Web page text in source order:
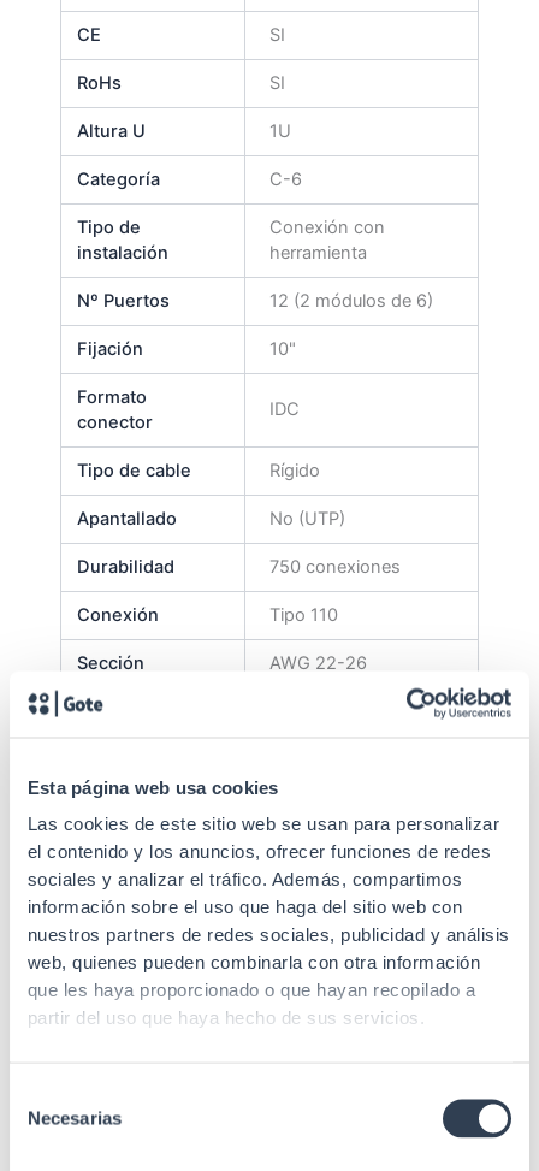
Esta página web usa cookies
Las cookies de este sitio web se usan para personalizar
el contenido y los anuncios, ofrecer funciones de redes
sociales y analizar el tráfico. Además, compartimos
información sobre el uso que haga del sitio web con
nuestros partners de redes sociales, publicidad y análisis
web, quienes pueden combinarla con otra información
que les haya proporcionado o que hayan recopilado a
partir del uso que haya hecho de sus servicios.
Necesarias
CE SI
RoHs SI
Altura U 1U
Categoría C-6
Tipo de
instalación
Conexión con
herramienta
Nº Puertos 12 (2 módulos de 6)
Fijación 10"
Formato
conector
IDC
Tipo de cable Rígido
Apantallado No (UTP)
Durabilidad 750 conexiones
Conexión Tipo 110
Sección AWG 22-26
Contactos Baños de 50 µ de oro
inserción
contactos
Fuerza de
retención
7, 7 kg
Panel de
material
5 mm, Acero SPCC,
laminado en frío de
alta calidad de 1
Material de
contacto
Bronce fosforado
Peso sin